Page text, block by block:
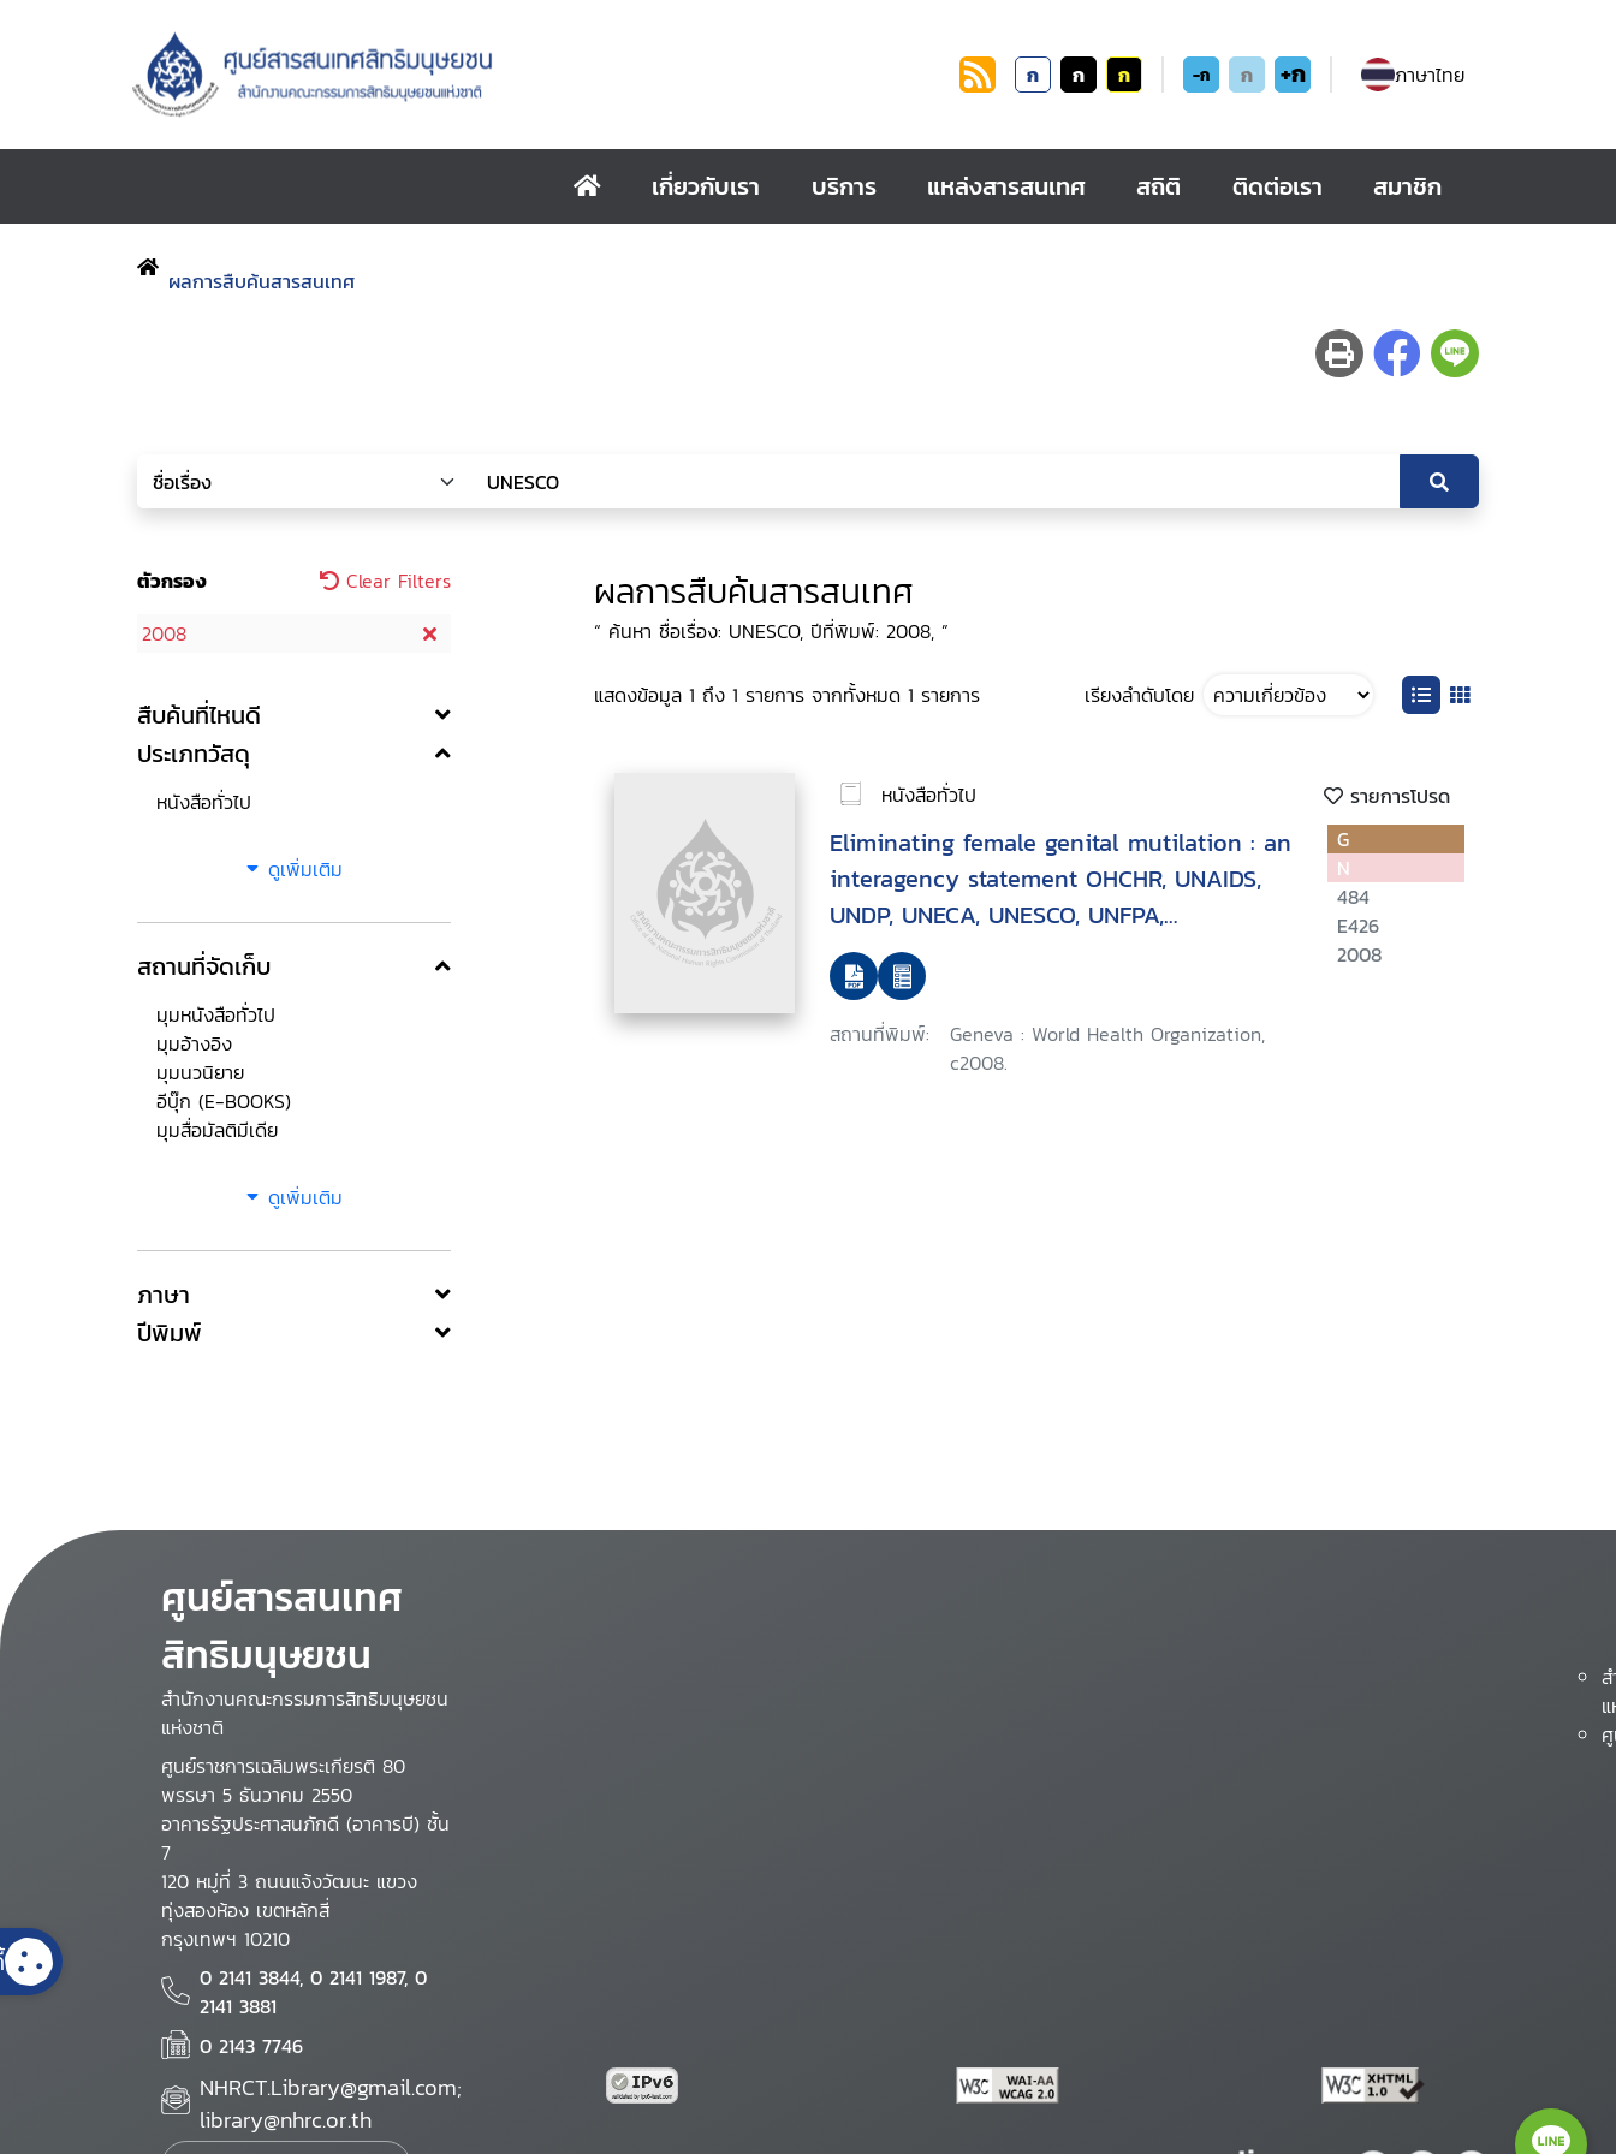
ก ก ก -ก ก +ก ภาษาไทย
เกี่ยวกับเรา บริการ แหล่งสารสนเทศ สถิติ ติดต่อเรา สมาชิก
ผลการสืบค้นสารสนเทศ
ตัวกรอง
Clear Filters
2008
สืบค้นที่ไหนดี
ประเภทวัสดุ
หนังสือทั่วไป
ดูเพิ่มเติม
สถานที่จัดเก็บ
มุมหนังสือทั่วไป
มุมอ้างอิง
มุมนวนิยาย
อีบุ๊ก (E-BOOKS)
มุมสื่อมัลติมีเดีย
ดูเพิ่มเติม
ภาษา
ปีพิมพ์
ผลการสืบค้นสารสนเทศ
“ ค้นหา ชื่อเรื่อง: UNESCO, ปีที่พิมพ์: 2008, ”
แสดงข้อมูล 1 ถึง 1 รายการ จากทั้งหมด 1 รายการ เรียงลำดับโดย
หนังสือทั่วไป รายการโปรด
Eliminating female genital mutilation : an
interagency statement OHCHR, UNAIDS,
UNDP, UNECA, UNESCO, UNFPA,
UNHCR,UNICEF, UNIFEM, WHO
สถานที่พิมพ์:
Geneva : World Health Organization,
c2008.
G
N
484
E426
2008
ศูนย์สารสนเทศ
สิทธิมนุษยชน
สำนักงานคณะกรรมการสิทธิมนุษยชน
แห่งชาติ
ศูนย์ราชการเฉลิมพระเกียรติ 80
พรรษา 5 ธันวาคม 2550
อาคารรัฐประศาสนภักดี (อาคารบี) ชั้น
7
120 หมู่ที่ 3 ถนนแจ้งวัฒนะ แขวง
ทุ่งสองห้อง เขตหลักสี่
กรุงเทพฯ 10210
0 2141 3844, 0 2141 1987, 0
2141 3881
0 2143 7746
NHRCT.Library@gmail.com;
library@nhrc.or.th